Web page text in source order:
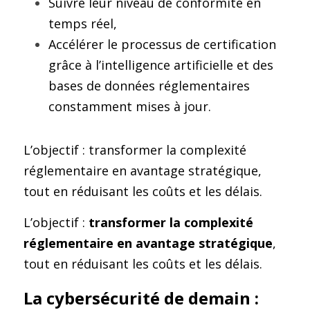
temps réel,
Accélérer le processus de certification
grâce à l’intelligence artificielle et des
bases de données réglementaires
constamment mises à jour.
L’objectif : transformer la complexité
réglementaire en avantage stratégique,
tout en réduisant les coûts et les délais.
L’objectif : transformer la complexité
réglementaire en avantage stratégique,
tout en réduisant les coûts et les délais.
La cybersécurité de demain :